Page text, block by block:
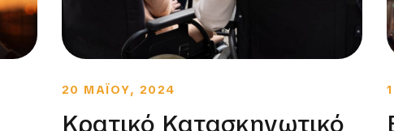
20 ΜΑΪΟΥ, 2024
Κρατικό Κατασκηνωτικό